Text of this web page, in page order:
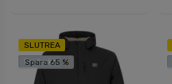
SLUTREA
Fri frakt
Spara 65 %